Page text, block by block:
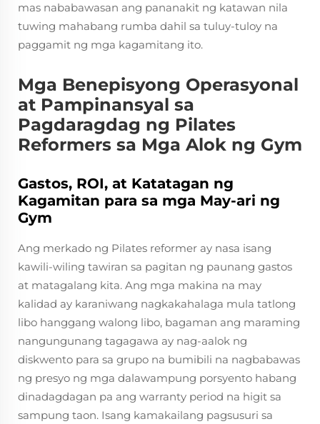
mas nababawasan ang pananakit ng katawan nila
tuwing mahabang rumba dahil sa tuluy-tuloy na
paggamit ng mga kagamitang ito.
Mga Benepisyong Operasyonal
at Pampinansyal sa
Pagdaragdag ng Pilates
Reformers sa Mga Alok ng Gym
Gastos, ROI, at Katatagan ng
Kagamitan para sa mga May-ari ng
Gym
Ang merkado ng Pilates reformer ay nasa isang
kawili-wiling tawiran sa pagitan ng paunang gastos
at matagalang kita. Ang mga makina na may
kalidad ay karaniwang nagkakahalaga mula tatlong
libo hanggang walong libo, bagaman ang maraming
nangungunang tagagawa ay nag-aalok ng
diskwento para sa grupo na bumibili na nagbabawas
ng presyo ng mga dalawampung porsyento habang
dinadagdagan pa ang warranty period na higit sa
sampung taon. Isang kamakailang pagsusuri sa